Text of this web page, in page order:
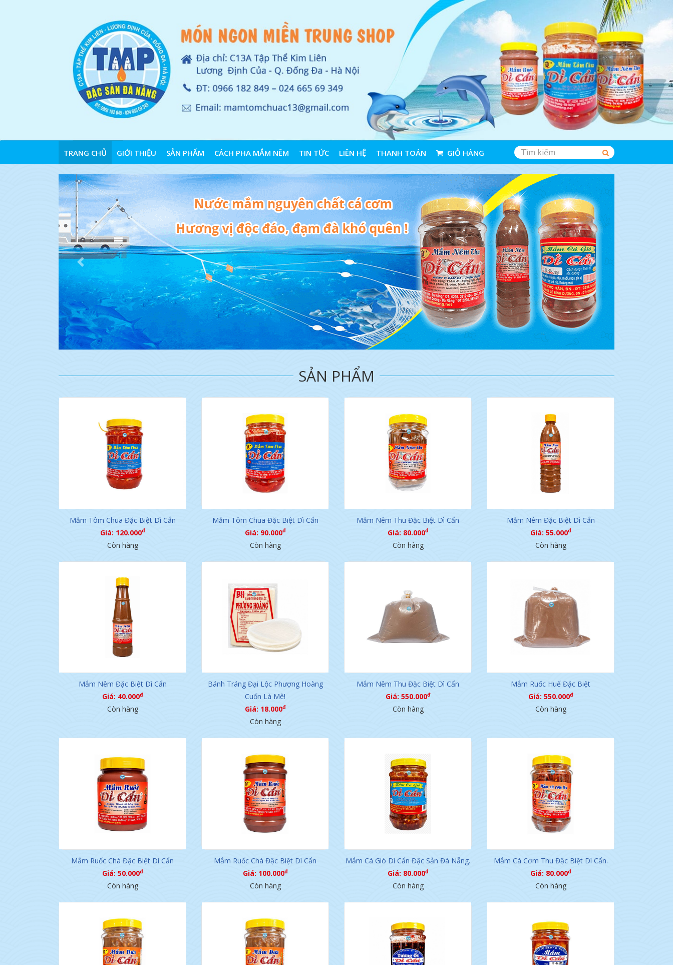
TRANG CHỦ GIỚI THIỆU SẢN PHẨM CÁCH PHA MẮM NÊM TIN TỨC LIÊN HỆ THANH TOÁN GIỎ HÀNG
SẢN PHẨM
Mắm Tôm Chua Đặc Biệt Dì Cẩn
Giá: 120.000đ
Còn hàng
Mắm Tôm Chua Đặc Biệt Dì Cẩn
Giá: 90.000đ
Còn hàng
Mắm Nêm Thu Đặc Biệt Dì Cẩn
Giá: 80.000đ
Còn hàng
Mắm Nêm Đặc Biệt Dì Cẩn
Giá: 55.000đ
Còn hàng
Mắm Nêm Đặc Biệt Dì Cẩn
Giá: 40.000đ
Còn hàng
Bánh Tráng Đại Lộc Phượng Hoàng
Cuốn Là Mê!
Giá: 18.000đ
Còn hàng
Mắm Nêm Thu Đặc Biệt Dì Cẩn
Giá: 550.000đ
Còn hàng
Mắm Ruốc Huế Đặc Biệt
Giá: 550.000đ
Còn hàng
Mắm Ruốc Chà Đặc Biệt Dì Cẩn
Giá: 50.000đ
Còn hàng
Mắm Ruốc Chà Đặc Biệt Dì Cẩn
Giá: 100.000đ
Còn hàng
Mắm Cá Giò Dì Cẩn Đặc Sản Đà Nẵng.
Giá: 80.000đ
Còn hàng
Mắm Cá Cơm Thu Đặc Biệt Dì Cẩn.
Giá: 80.000đ
Còn hàng